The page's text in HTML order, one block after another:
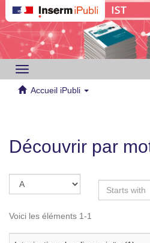
Toggle
navigation
Accueil iPubli
Découvrir par
Voici les éléments 1-1